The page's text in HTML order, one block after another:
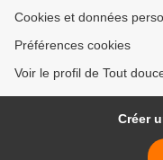
Cookies et données
Préférences cookies
Voir le profil de Tout
Créer